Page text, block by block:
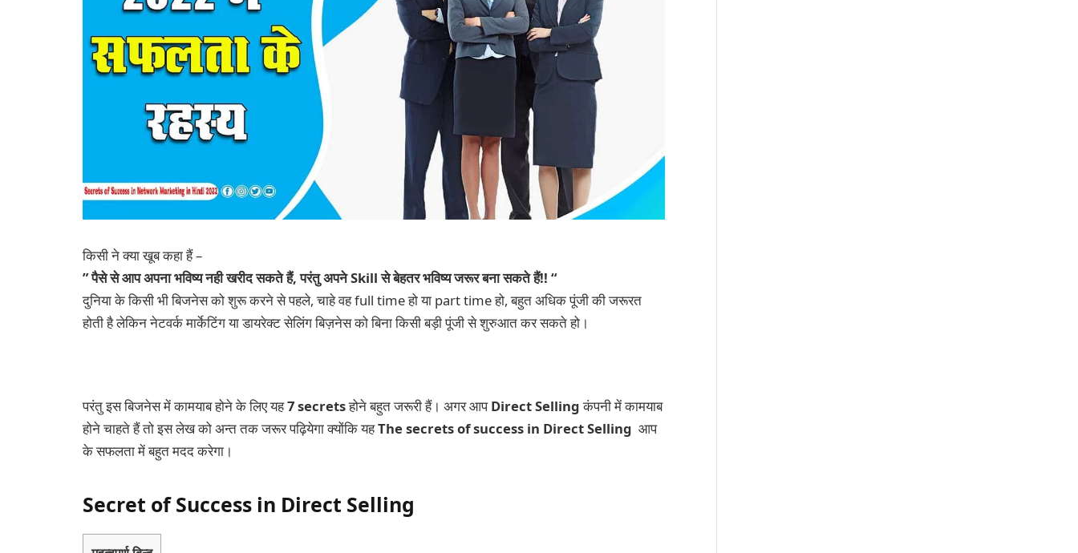
किसी ने क्या खूब कहा हैं –
” पैसे से आप अपना भविष्य नही खरीद सकते हैं, परंतु अपने Skill से बेहतर भविष्य जरूर बना सकते हैं!! “
दुनिया के किसी भी बिजनेस को शुरू करने से पहले, चाहे वह full time हो या part time हो, बहुत अधिक पूंजी की जरूरत
होती है लेकिन नेटवर्क मार्केटिंग या डायरेक्ट सेलिंग बिज़नेस को बिना किसी बड़ी पूंजी से शुरुआत कर सकते हो।
परंतु इस बिजनेस में कामयाब होने के लिए यह7 secretsहोने बहुत जरूरी हैं। अगर आपDirect Sellingकंपनी में कामयाब
होने चाहते हैं तो इस लेख को अन्त तक जरूर पढ़ियेगा क्योंकि यहThe secrets of success in Direct Selling आप
के सफलता में बहुत मदद करेगा।
Secret of Success in Direct Selling